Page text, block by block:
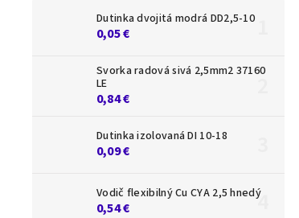
Dutinka dvojitá modrá DD2,5-10
0,05 €
Svorka radová sivá 2,5mm2 37160
LE
0,84 €
Dutinka izolovaná DI 10-18
0,09 €
Vodič flexibilný Cu CYA 2,5 hnedý
0,54 €